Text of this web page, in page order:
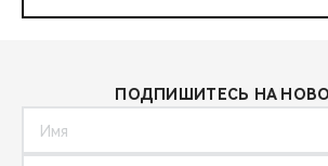
ПОДПИШИТЕСЬ НА